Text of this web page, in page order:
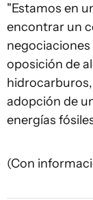
"Estamos en
encontrar un
oposición de
adopción de
energías
(Con